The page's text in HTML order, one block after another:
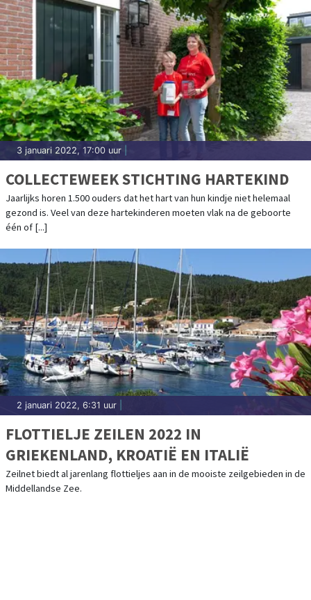
3 januari 2022, 17:00 uur
COLLECTEWEEK STICHTING HARTEKIND
Jaarlijks horen 1.500 ouders dat het hart van hun kindje niet helemaal
gezond is. Veel van deze hartekinderen moeten vlak na de geboorte
één of [...]
2 januari 2022, 6:31 uur
FLOTTIELJE ZEILEN 2022 IN
GRIEKENLAND, KROATIË EN ITALIË
Zeilnet biedt al jarenlang flottieljes aan in de mooiste zeilgebieden in de
Middellandse Zee.